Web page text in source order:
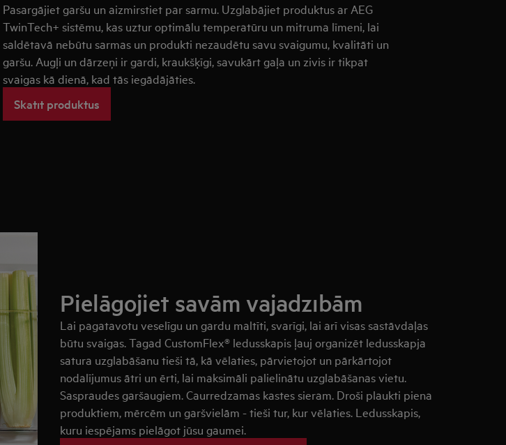
Pasargājiet garšu un aizmirstiet par sarmu. Uzglabājiet produktus ar AEG
TwinTech+ sistēmu, kas uztur optimālu temperatūru un mitruma līmeni, lai
saldētavā nebūtu sarmas un produkti nezaudētu savu svaigumu, kvalitāti un
garšu. Augļi un dārzeņi ir gardi, kraukšķīgi, savukārt gaļa un zivis ir tikpat
svaigas kā dienā, kad tās iegādājāties.
Skatīt produktus
Pielāgojiet savām vajadzībām
Lai pagatavotu veselīgu un gardu maltīti, svarīgi, lai arī visas sastāvdaļas
būtu svaigas. Tagad CustomFlex® ledusskapis ļauj organizēt ledusskapja
satura uzglabāšanu tieši tā, kā vēlaties, pārvietojot un pārkārtojot
nodalījumus ātri un ērti, lai maksimāli palielinātu uzglabāšanas vietu.
Saspraudes garšaugiem. Caurredzamas kastes sieram. Droši plaukti piena
produktiem, mērcēm un garšvielām - tieši tur, kur vēlaties. Ledusskapis,
kuru iespējams pielāgot jūsu gaumei.